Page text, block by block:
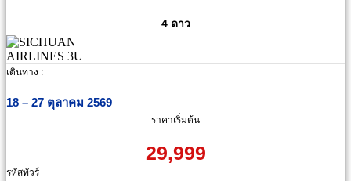
4 ดาว
เดินทาง :
18 – 27 ตุลาคม 2569
ราคาเริ่มต้น
29,999
รหัสทัวร์